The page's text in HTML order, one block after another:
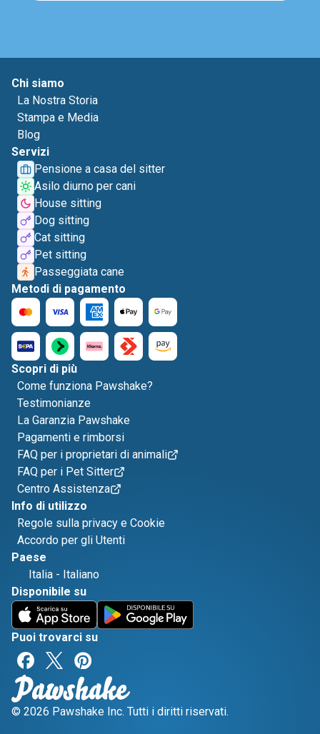
Chi siamo
La Nostra Storia
Stampa e Media
Blog
Servizi
Pensione a casa del sitter
Asilo diurno per cani
House sitting
Dog sitting
Cat sitting
Pet sitting
Passeggiata cane
Metodi di pagamento
Scopri di più
Come funziona Pawshake?
Testimonianze
La Garanzia Pawshake
Pagamenti e rimborsi
FAQ per i proprietari di animali
FAQ per i Pet Sitter
Centro Assistenza
Info di utilizzo
Regole sulla privacy e Cookie
Accordo per gli Utenti
Paese
Italia - Italiano
Disponibile su
Puoi trovarci su
© 2026 Pawshake Inc. Tutti i diritti riservati.